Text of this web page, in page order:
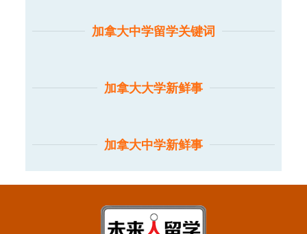
加拿大中学留学关键词
加拿大大学新鲜事
加拿大中学新鲜事